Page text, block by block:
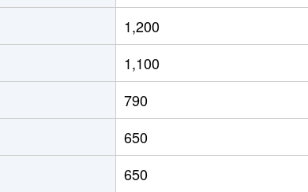
1,200
1,100
790
650
650